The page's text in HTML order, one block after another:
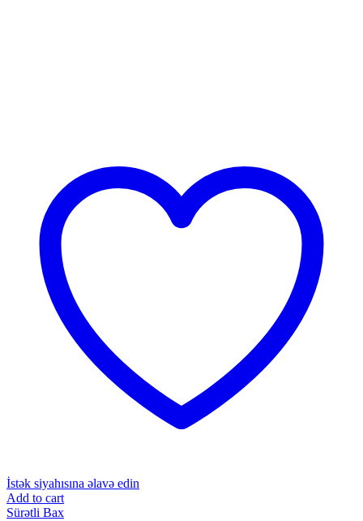
İstək siyahısına əlavə edin
Add to cart
Sürətli Bax